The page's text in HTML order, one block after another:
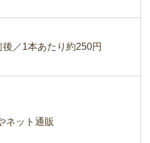
／1本あたり約250円
ネット通販